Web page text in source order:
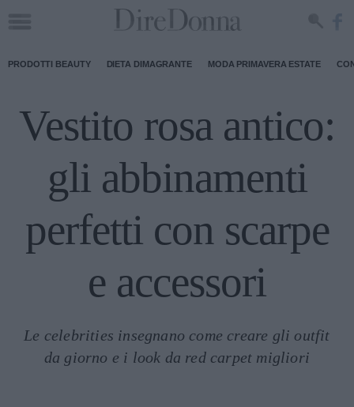
PRODOTTI BEAUTY DIETA DIMAGRANTE MODA PRIMAVERA ESTATE
Vestito rosa antico:
gli abbinamenti
perfetti con scarpe
e accessori
Le celebrities insegnano come creare gli outfit
da giorno e i look da red carpet migliori